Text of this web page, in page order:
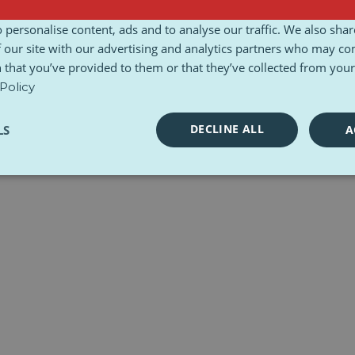
i warunki Karta EtycznaZestawy narzędzi
personalise content, ads and to analyse our traffic. We also
site with our advertising and analytics partners who may
you’ve provided to them or that they’ve collected from
DECLINE ALL